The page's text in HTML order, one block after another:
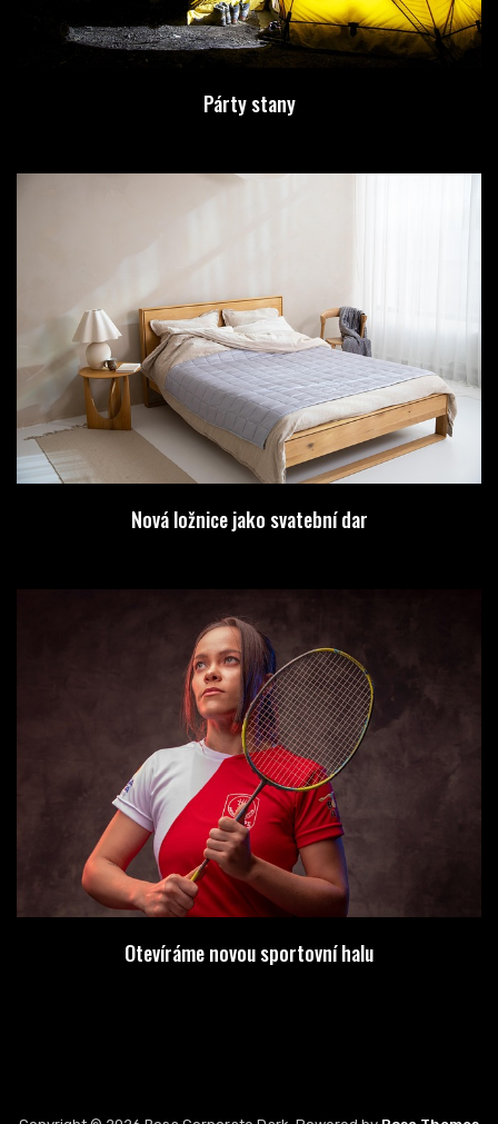
Párty stany
Nová ložnice jako svatební dar
Otevíráme novou sportovní halu